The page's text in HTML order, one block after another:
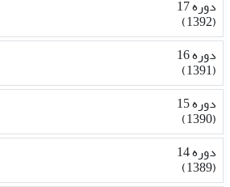
دوره 17
(1392)
دوره 16
(1391)
دوره 15
(1390)
دوره 14
(1389)